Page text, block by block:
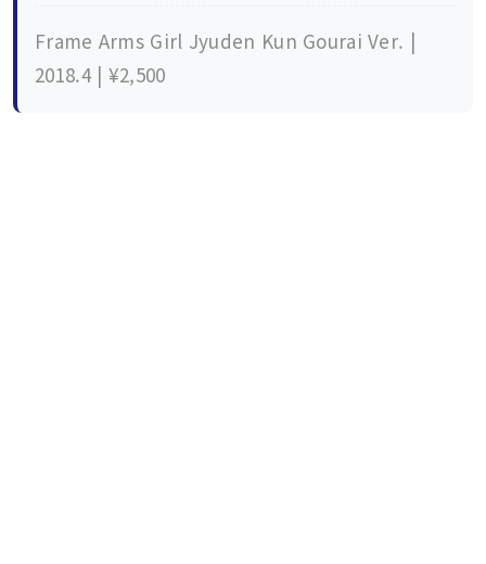
Frame Arms Girl Jyuden Kun Gourai Ver. |
2018.4 | ¥2,500